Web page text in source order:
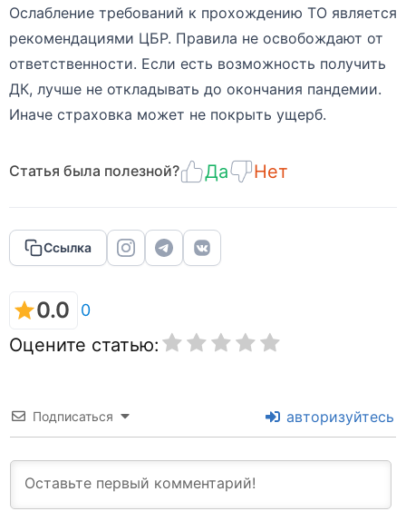
Ослабление требований к прохождению ТО является
рекомендациями ЦБР. Правила не освобождают от
ответственности. Если есть возможность получить
ДК, лучше не откладывать до окончания пандемии.
Иначе страховка может не покрыть ущерб.
Статья была полезной? Да Нет
Ссылка
0.0 0
Оцените статью:
Подписаться авторизуйтесь